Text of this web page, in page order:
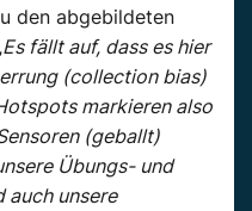
den abgebildeten
Es fällt auf, dass es hier
(collection bias)
markieren also
(geballt)
Übungs- und
auch unsere